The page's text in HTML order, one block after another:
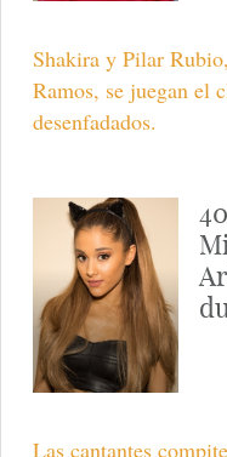
Shakira y Pilar
Ramos, se juegan el
desenfadados.
Las cantantes